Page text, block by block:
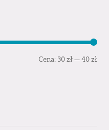
Cena: 30 zł—40 zł